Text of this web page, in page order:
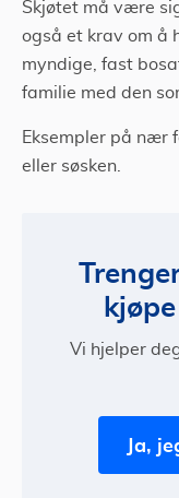
Skjøtet må være
også et krav om å
myndige, fast
familie med den
Eksempler på nær
eller søsken.
Vi hjelper
Ja,